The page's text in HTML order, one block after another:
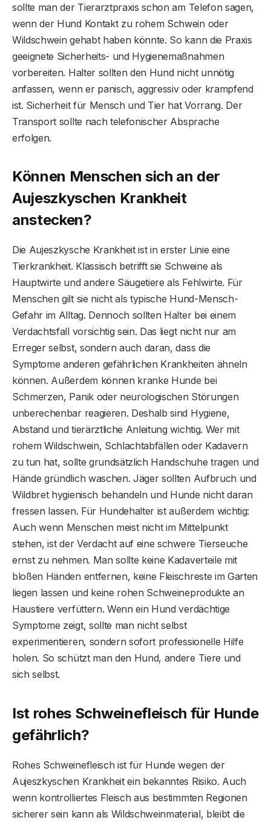
sollte man der Tierarztpraxis schon am Telefon sagen,
wenn der Hund Kontakt zu rohem Schwein oder
Wildschwein gehabt haben könnte. So kann die Praxis
geeignete Sicherheits- und Hygienemaßnahmen
vorbereiten. Halter sollten den Hund nicht unnötig
anfassen, wenn er panisch, aggressiv oder krampfend
ist. Sicherheit für Mensch und Tier hat Vorrang. Der
Transport sollte nach telefonischer Absprache
erfolgen.
Können Menschen sich an der
Aujeszkyschen Krankheit
anstecken?
Die Aujeszkysche Krankheit ist in erster Linie eine
Tierkrankheit. Klassisch betrifft sie Schweine als
Hauptwirte und andere Säugetiere als Fehlwirte. Für
Menschen gilt sie nicht als typische Hund-Mensch-
Gefahr im Alltag. Dennoch sollten Halter bei einem
Verdachtsfall vorsichtig sein. Das liegt nicht nur am
Erreger selbst, sondern auch daran, dass die
Symptome anderen gefährlichen Krankheiten ähneln
können. Außerdem können kranke Hunde bei
Schmerzen, Panik oder neurologischen Störungen
unberechenbar reagieren. Deshalb sind Hygiene,
Abstand und tierärztliche Anleitung wichtig. Wer mit
rohem Wildschwein, Schlachtabfällen oder Kadavern
zu tun hat, sollte grundsätzlich Handschuhe tragen und
Hände gründlich waschen. Jäger sollten Aufbruch und
Wildbret hygienisch behandeln und Hunde nicht daran
fressen lassen. Für Hundehalter ist außerdem wichtig:
Auch wenn Menschen meist nicht im Mittelpunkt
stehen, ist der Verdacht auf eine schwere Tierseuche
ernst zu nehmen. Man sollte keine Kadaverteile mit
bloßen Händen entfernen, keine Fleischreste im Garten
liegen lassen und keine rohen Schweineprodukte an
Haustiere verfüttern. Wenn ein Hund verdächtige
Symptome zeigt, sollte man nicht selbst
experimentieren, sondern sofort professionelle Hilfe
holen. So schützt man den Hund, andere Tiere und
sich selbst.
Ist rohes Schweinefleisch für Hunde
gefährlich?
Rohes Schweinefleisch ist für Hunde wegen der
Aujeszkyschen Krankheit ein bekanntes Risiko. Auch
wenn kontrolliertes Fleisch aus bestimmten Regionen
sicherer sein kann als Wildschweinmaterial, bleibt die